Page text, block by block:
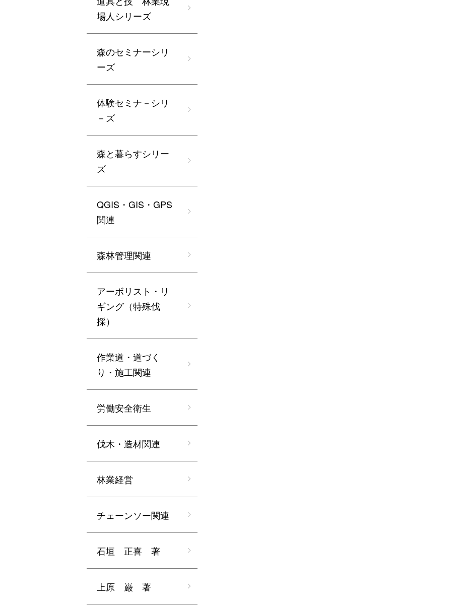
場人シリーズ
森のセミナーシリ
ーズ
体験セミナ－シリ
－ズ
森と暮らすシリー
ズ
QGIS・GIS・GPS
関連
森林管理関連
アーボリスト・リ
ギング（特殊伐
採）
作業道・道づく
り・施工関連
労働安全衛生
伐木・造材関連
林業経営
チェーンソー関連
石垣 正喜 著
上原 巌 著